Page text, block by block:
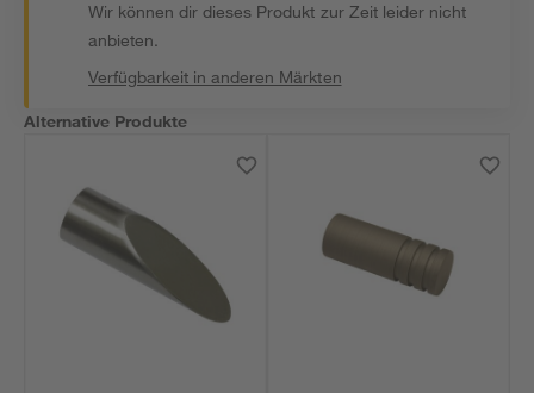
Wir können dir dieses Produkt zur Zeit leider nicht
anbieten.
Verfügbarkeit in anderen Märkten
Alternative Produkte